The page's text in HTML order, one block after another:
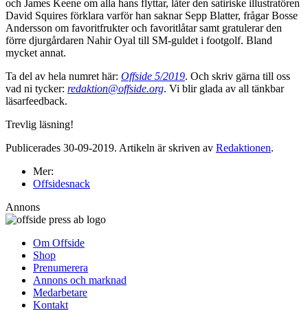
och James Keene om alla hans flyttar, låter den satiriske illustratören
David Squires förklara varför han saknar Sepp Blatter, frågar Bosse
Andersson om favoritfrukter och favoritlåtar samt gratulerar den
förre djurgårdaren Nahir Oyal till SM-guldet i footgolf. Bland
mycket annat.
Ta del av hela numret här: Offside 5/2019. Och skriv gärna till oss
vad ni tycker: redaktion@offside.org. Vi blir glada av all tänkbar
läsarfeedback.
Trevlig läsning!
Publicerades 30-09-2019. Artikeln är skriven av Redaktionen.
Mer:
Offsidesnack
Annons
Om Offside
Shop
Prenumerera
Annons och marknad
Medarbetare
Kontakt